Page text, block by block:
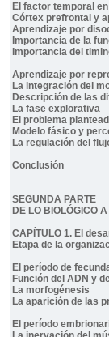
El factor temporal
Córtex prefrontal y
Aprendizaje por
Importancia de la
Importancia del
Aprendizaje por
La integración del
Descripción de las
La fase explorativa
El problema
Modelo fásico y
La regulación del
Conclusión
SEGUNDA PARTE
DE LO BIOLÓGICO
CAPÍTULO 1. El
Etapa de la
El período de
Función del ADN y
La morfogénesis
La aparición de las
El período